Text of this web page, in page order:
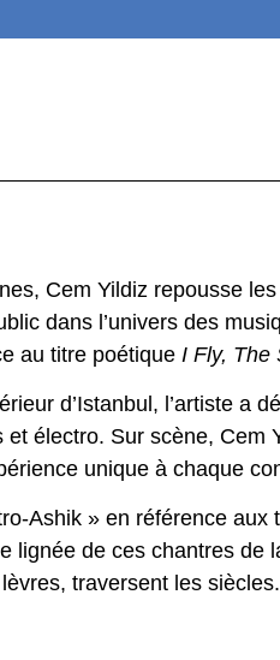
Cem Yildiz repousse
dans l’univers des
au titre poétique I Fly, The
d’Istanbul, l’artiste a
électro. Sur scène, Cem
unique à chaque
Ashik » en référence aux
lignée de ces chantres de
traversent les siècles.